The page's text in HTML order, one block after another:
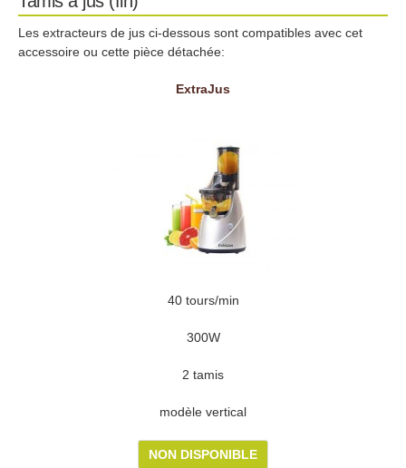
Les extracteurs de jus ci-dessous sont compatibles avec cet
accessoire ou cette pièce détachée:
ExtraJus
40 tours/min
300W
2 tamis
modèle vertical
NON DISPONIBLE